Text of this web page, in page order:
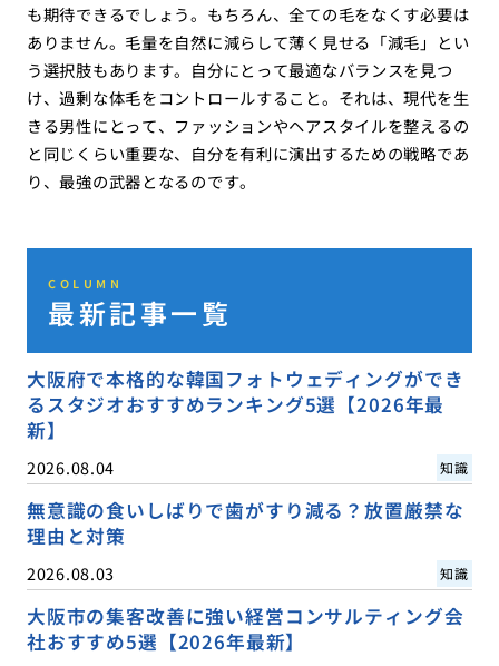
も期待できるでしょう。もちろん、全ての毛をなくす必要は
ありません。毛量を自然に減らして薄く見せる「減毛」とい
う選択肢もあります。自分にとって最適なバランスを見つ
け、過剰な体毛をコントロールすること。それは、現代を生
きる男性にとって、ファッションやヘアスタイルを整えるの
と同じくらい重要な、自分を有利に演出するための戦略であ
り、最強の武器となるのです。
COLUMN
最新記事一覧
大阪府で本格的な韓国フォトウェディングができ
るスタジオおすすめランキング5選【2026年最
新】
2026.08.04 知識
無意識の食いしばりで歯がすり減る？放置厳禁な
理由と対策
2026.08.03 知識
大阪市の集客改善に強い経営コンサルティング会
社おすすめ5選【2026年最新】